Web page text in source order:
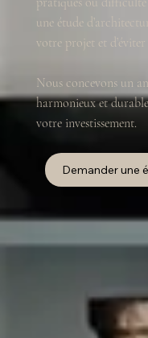
une étude
votre projet et
Nous concevons un
harmonieux et
votre investissement.
Demander une